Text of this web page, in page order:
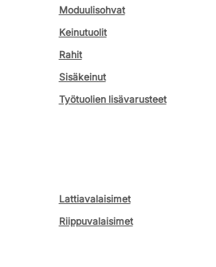
Moduulisohvat
Keinutuolit
Rahit
Sisäkeinut
Työtuolien lisävarusteet
Lattiavalaisimet
Riippuvalaisimet